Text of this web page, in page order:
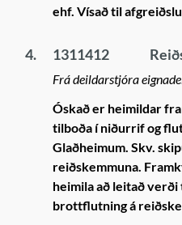
ehf. Vísað til
4. 1311412
Frá deildarstjóra
Óskað er heimildar
tilboða í niðurrif og
Glaðheimum. Skv.
reiðskemmuna.
heimila að leitað
brottflutning á